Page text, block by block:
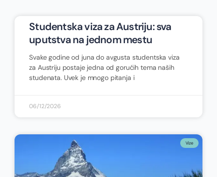
Studentska viza za Austriju: sva
uputstva na jednom mestu
Svake godine od juna do avgusta studentska viza
za Austriju postaje jedna od gorućih tema naših
studenata. Uvek je mnogo pitanja i
06/12/2026
Vize